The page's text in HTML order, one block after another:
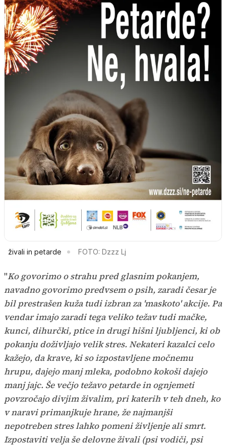
živali in petarde FOTO: Dzzz Lj
"Ko govorimo o strahu pred glasnim pokanjem,
navadno govorimo predvsem o psih, zaradi česar je
bil prestrašen kuža tudi izbran za 'maskoto' akcije. Pa
vendar imajo zaradi tega veliko težav tudi mačke,
kunci, dihurčki, ptice in drugi hišni ljubljenci, ki ob
pokanju doživljajo velik stres. Nekateri kazalci celo
kažejo, da krave, ki so izpostavljene močnemu
hrupu, dajejo manj mleka, podobno kokoši dajejo
manj jajc. Še večjo težavo petarde in ognjemeti
povzročajo divjim živalim, pri katerih v teh dneh, ko
v naravi primanjkuje hrane, že najmanjši
nepotreben stres lahko pomeni življenje ali smrt.
Izpostaviti velja še delovne živali (psi vodiči, psi